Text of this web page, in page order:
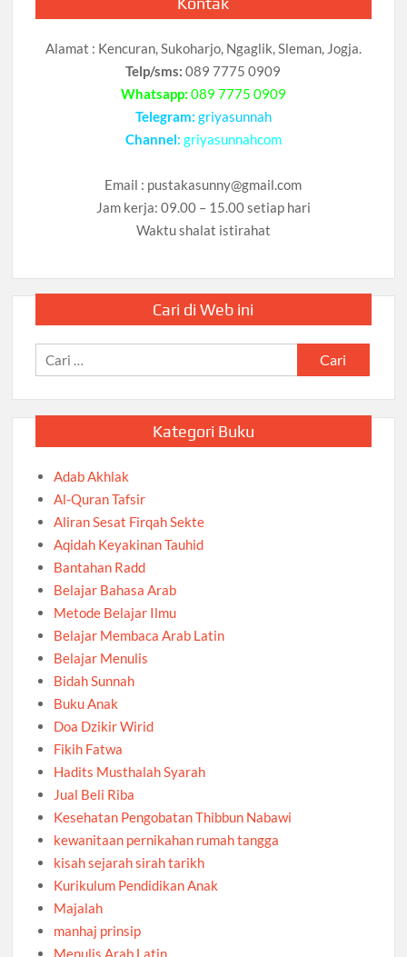
Alamat : Kencuran, Sukoharjo, Ngaglik, Sleman, Jogja.
Telp/sms: 089 7775 0909
Whatsapp: 089 7775 0909
Telegram: griyasunnah
Channel: griyasunnahcom
Email : pustakasunny@gmail.com
Jam kerja: 09.00 – 15.00 setiap hari
Waktu shalat istirahat
Cari di Web ini
Cari
untuk:
Kategori Buku
Adab Akhlak
Al-Quran Tafsir
Aliran Sesat Firqah Sekte
Aqidah Keyakinan Tauhid
Bantahan Radd
Belajar Bahasa Arab
Metode Belajar Ilmu
Belajar Membaca Arab Latin
Belajar Menulis
Bidah Sunnah
Buku Anak
Doa Dzikir Wirid
Fikih Fatwa
Hadits Musthalah Syarah
Jual Beli Riba
Kesehatan Pengobatan Thibbun Nabawi
kewanitaan pernikahan rumah tangga
kisah sejarah sirah tarikh
Kurikulum Pendidikan Anak
Majalah
manhaj prinsip
Menulis Arab Latin